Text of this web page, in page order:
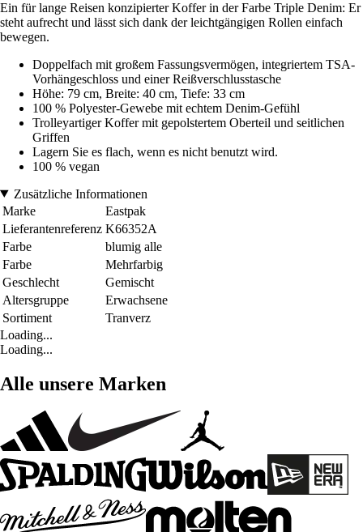
Ein für lange Reisen konzipierter Koffer in der Farbe Triple Denim: Er
steht aufrecht und lässt sich dank der leichtgängigen Rollen einfach
bewegen.
Doppelfach mit großem Fassungsvermögen, integriertem TSA-
Vorhängeschloss und einer Reißverschlusstasche
Höhe: 79 cm, Breite: 40 cm, Tiefe: 33 cm
100 % Polyester-Gewebe mit echtem Denim-Gefühl
Trolleyartiger Koffer mit gepolstertem Oberteil und seitlichen
Griffen
Lagern Sie es flach, wenn es nicht benutzt wird.
100 % vegan
Zusätzliche Informationen
Marke
Eastpak
Lieferantenreferenz K66352A
Farbe
blumig alle
Farbe
Mehrfarbig
Geschlecht
Gemischt
Altersgruppe
Erwachsene
Sortiment
Tranverz
Loading...
Loading...
Alle unsere Marken